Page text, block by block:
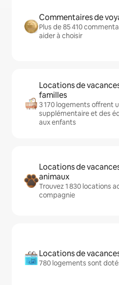
Commentaires de
Plus de 85 410
aider à choisir
Locations de
familles
3 170 logements offrent
supplémentaire et des
aux enfants
Locations de
animaux
Trouvez 1 830 locations
compagnie
Locations de
780 logements sont